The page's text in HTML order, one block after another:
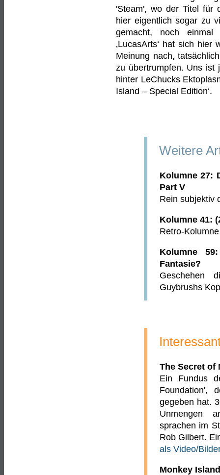
'Steam', wo der Titel für
hier eigentlich sogar zu
gemacht, noch einmal
‚LucasArts‘ hat sich
Meinung nach,
zu übertrumpfen. Uns ist
hinter LeChucks
Island – Special Edition‘.
Weitere
Kolumne 27:
Part V
Rein subjektiv
Kolumne 41:
Retro-
Kolumne
Fantasie?
Geschehen
Guybrushs
The Secret of
Ein Fundus
Foundation',
gegeben hat.
Unmengen
sprachen im
Rob Gilbert.
als Video/
Monkey